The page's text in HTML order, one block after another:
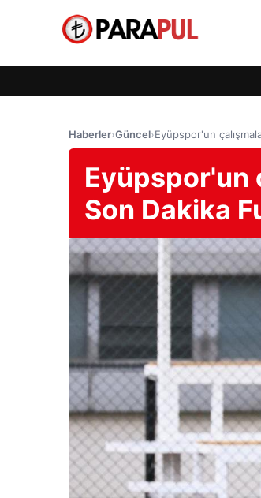
Haberler›Güncel›Eyüpspor'un
Eyüpspor'un
Son Dakika